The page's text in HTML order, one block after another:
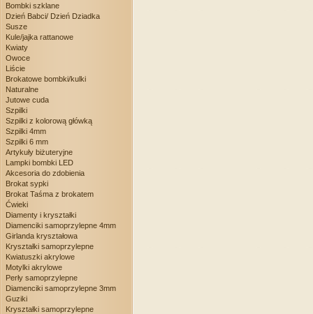
Bombki szklane
Dzień Babci/ Dzień Dziadka
Susze
Kule/jajka rattanowe
Kwiaty
Owoce
Liście
Brokatowe bombki/kulki
Naturalne
Jutowe cuda
Szpilki
Szpilki z kolorową główką
Szpilki 4mm
Szpilki 6 mm
Artykuły biżuteryjne
Lampki bombki LED
Akcesoria do zdobienia
Brokat sypki
Brokat Taśma z brokatem
Ćwieki
Diamenty i kryształki
Diamenciki samoprzylepne 4mm
Girlanda kryształowa
Kryształki samoprzylepne
Kwiatuszki akrylowe
Motylki akrylowe
Perły samoprzylepne
Diamenciki samoprzylepne 3mm
Guziki
Kryształki samoprzylepne